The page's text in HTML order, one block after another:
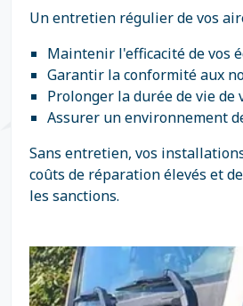
Un entretien régulier de vos
Maintenir l'efficacité de vos
Garantir la conformité aux
Prolonger la durée de vie
Assurer un environnement
Sans entretien, vos
coûts de réparation élevés et
les sanctions.